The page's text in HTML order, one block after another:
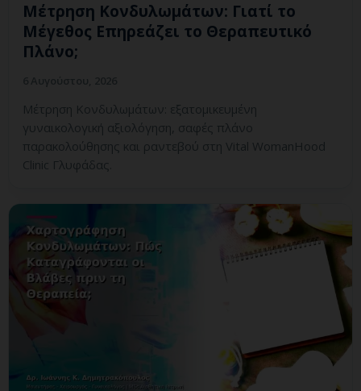
Μέτρηση Κονδυλωμάτων: Γιατί το
Μέγεθος Επηρεάζει το Θεραπευτικό
Πλάνο;
Μέτρηση Κονδυλωμάτων: εξατομικευμένη
γυναικολογική αξιολόγηση, σαφές πλάνο
παρακολούθησης και ραντεβού στη Vital WomanHood
Clinic Γλυφάδας.